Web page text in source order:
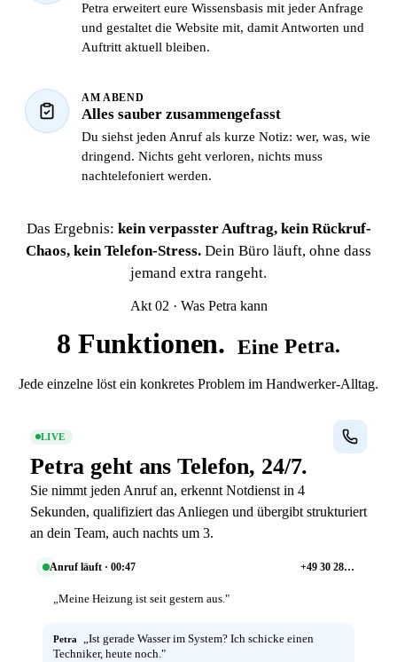
Petra erweitert eure Wissensbasis mit jeder Anfrage
und gestaltet die Website mit, damit Antworten und
Auftritt aktuell bleiben.
AM ABEND
Alles sauber zusammengefasst
Du siehst jeden Anruf als kurze Notiz: wer, was, wie
dringend. Nichts geht verloren, nichts muss
nachtelefoniert werden.
Das Ergebnis: kein verpasster Auftrag, kein Rückruf-
Chaos, kein Telefon-Stress. Dein Büro läuft, ohne dass
jemand extra rangeht.
Akt 02 · Was Petra kann
8 Funktionen. Eine Petra.
Jede einzelne löst ein konkretes Problem im Handwerker-Alltag.
LIVE
Petra geht ans Telefon, 24/7.
Sie nimmt jeden Anruf an, erkennt Notdienst in 4
Sekunden, qualifiziert das Anliegen und übergibt strukturiert
an dein Team, auch nachts um 3.
Anruf läuft · 00:47 +49 30 28…
„Meine Heizung ist seit gestern aus."
Petra
„Ist gerade Wasser im System? Ich schicke einen
Techniker, heute noch."